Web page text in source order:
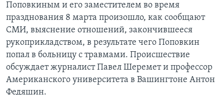
Поповкиным и его заместителем во время
празднования 8 марта произошло, как сообщают
СМИ, выяснение отношений, закончившееся
рукоприкладством, в результате чего Поповкин
попал в больницу с травмами. Происшествие
обсуждает журналист Павел Шеремет и профессор
Американского университета в Вашингтоне Антон
Федяшин.